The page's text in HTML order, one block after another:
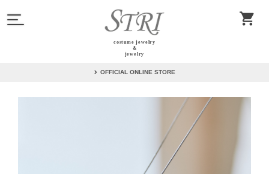
costume jewelry
＆
jewelry
OFFICIAL ONLINE STORE